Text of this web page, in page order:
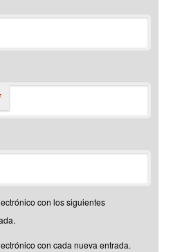
con los siguientes
con cada nueva entrada.